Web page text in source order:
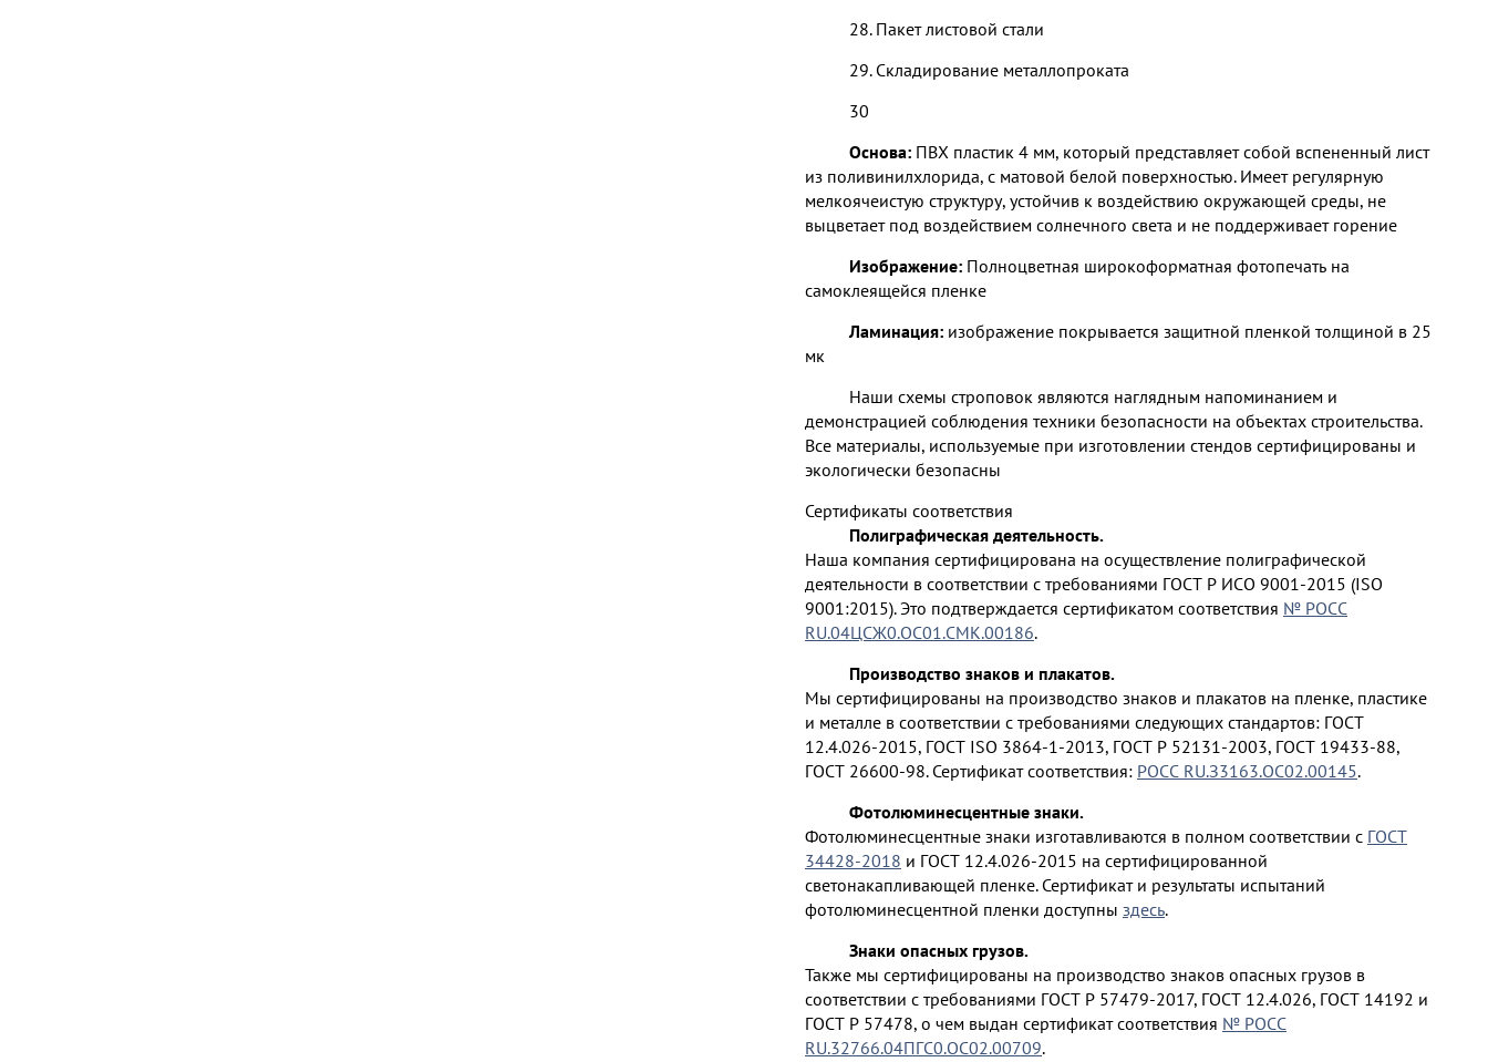
28. Пакет листовой стали
29. Складирование металлопроката
30
Основа: ПВХ пластик 4 мм, который представляет собой вспененный лист
из поливинилхлорида, с матовой белой поверхностью. Имеет регулярную
мелкоячеистую структуру, устойчив к воздействию окружающей среды, не
выцветает под воздействием солнечного света и не поддерживает горение
Изображение: Полноцветная широкоформатная фотопечать на
самоклеящейся пленке
Ламинация: изображение покрывается защитной пленкой толщиной в 25
мк
Наши схемы строповок являются наглядным напоминанием и
демонстрацией соблюдения техники безопасности на объектах строительства.
Все материалы, используемые при изготовлении стендов сертифицированы и
экологически безопасны
Сертификаты соответствия
Полиграфическая деятельность.
Наша компания сертифицирована на осуществление полиграфической
деятельности в соответствии с требованиями ГОСТ Р ИСО 9001-2015 (ISO
9001:2015). Это подтверждается сертификатом соответствия № РОСС
RU.04ЦСЖ0.ОС01.СМК.00186.
Производство знаков и плакатов.
Мы сертифицированы на производство знаков и плакатов на пленке, пластике
и металле в соответствии с требованиями следующих стандартов: ГОСТ
12.4.026-2015, ГОСТ ISO 3864-1-2013, ГОСТ Р 52131-2003, ГОСТ 19433-88,
ГОСТ 26600-98. Сертификат соответствия: РОСС RU.З3163.ОС02.00145.
Фотолюминесцентные знаки.
Фотолюминесцентные знаки изготавливаются в полном соответствии с ГОСТ
34428-2018 и ГОСТ 12.4.026-2015 на сертифицированной
светонакапливающей пленке. Сертификат и результаты испытаний
фотолюминесцентной пленки доступны здесь.
Знаки опасных грузов.
Также мы сертифицированы на производство знаков опасных грузов в
соответствии с требованиями ГОСТ Р 57479-2017, ГОСТ 12.4.026, ГОСТ 14192 и
ГОСТ Р 57478, о чем выдан сертификат соответствия № РОСС
RU.32766.04ПГС0.ОС02.00709.